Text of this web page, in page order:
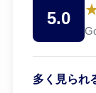
5.0
多く見られ